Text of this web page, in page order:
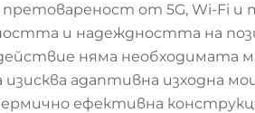
от 5G, Wi-Fi
и надеждността на
няма необходимата
адаптивна изходна
ефективна